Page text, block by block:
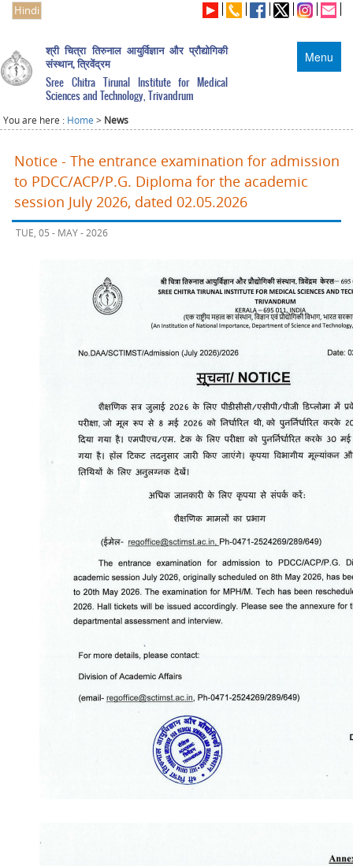
Hindi
Menu
श्री चित्रा तिरुनाल आयुर्विज्ञान और प्रौद्योगिकी
संस्थान, त्रिवेंद्रम
Sree Chitra Tirunal Institute for Medical
Sciences and Technology, Trivandrum
You are here : Home > News
Notice - The entrance examination for admission
to PDCC/ACP/P.G. Diploma for the academic
session July 2026, dated 02.05.2026
TUE, 05 - MAY - 2026